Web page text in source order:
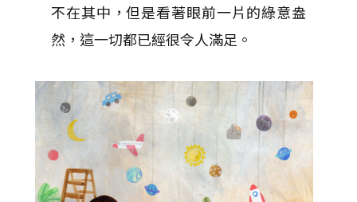
不在其中，但是看著眼前一片的綠意盎
然，這一切都已經很令人滿足。